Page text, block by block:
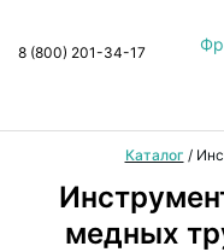
8 (800) 201-34-17
Каталог /
медных